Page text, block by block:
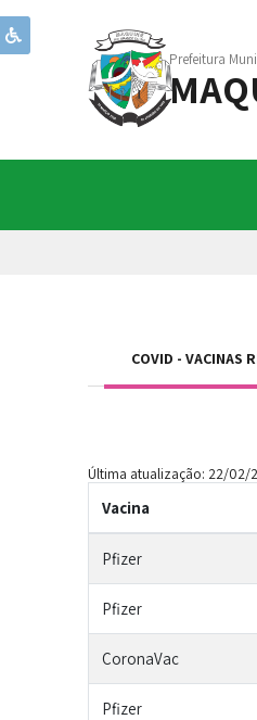
Prefeitura
COVID - VACINAS
Última atualização: 22/02/
Vacina
Pfizer
Pfizer
CoronaVac
Pfizer